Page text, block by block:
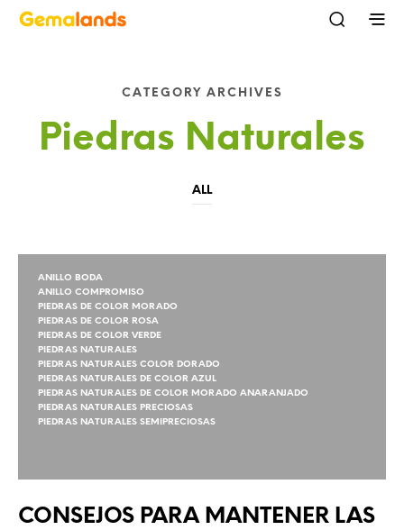
CATEGORY ARCHIVES
Piedras Naturales
ALL
ANILLO BODA
ANILLO COMPROMISO
PIEDRAS DE COLOR MORADO
PIEDRAS DE COLOR ROSA
PIEDRAS DE COLOR VERDE
PIEDRAS NATURALES
PIEDRAS NATURALES COLOR DORADO
PIEDRAS NATURALES DE COLOR AZUL
PIEDRAS NATURALES DE COLOR MORADO ANARANJADO
PIEDRAS NATURALES PRECIOSAS
PIEDRAS NATURALES SEMIPRECIOSAS
CONSEJOS PARA MANTENER LAS